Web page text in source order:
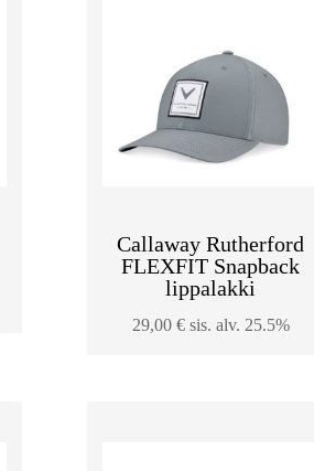
Callaway Rutherford
FLEXFIT Snapback
lippalakki
29,00 € sis. alv. 25.5%